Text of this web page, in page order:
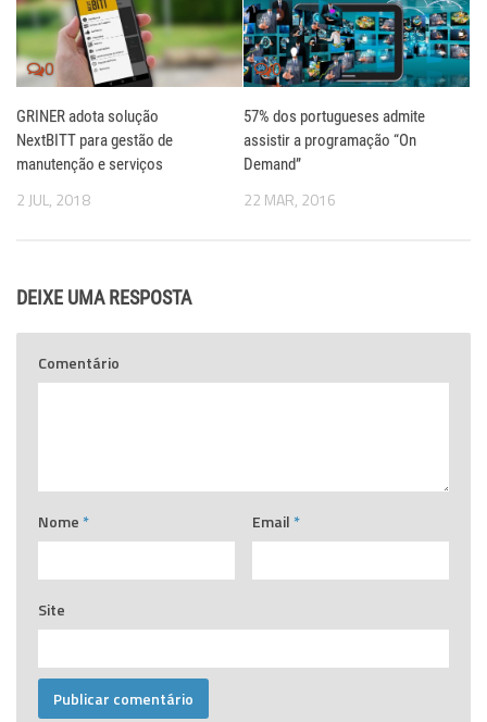
0
GRINER adota solução
NextBITT para gestão de
manutenção e serviços
2 JUL, 2018
0
57% dos portugueses admite
assistir a programação “On
Demand”
22 MAR, 2016
DEIXE UMA RESPOSTA
Comentário
Nome * Email *
Site